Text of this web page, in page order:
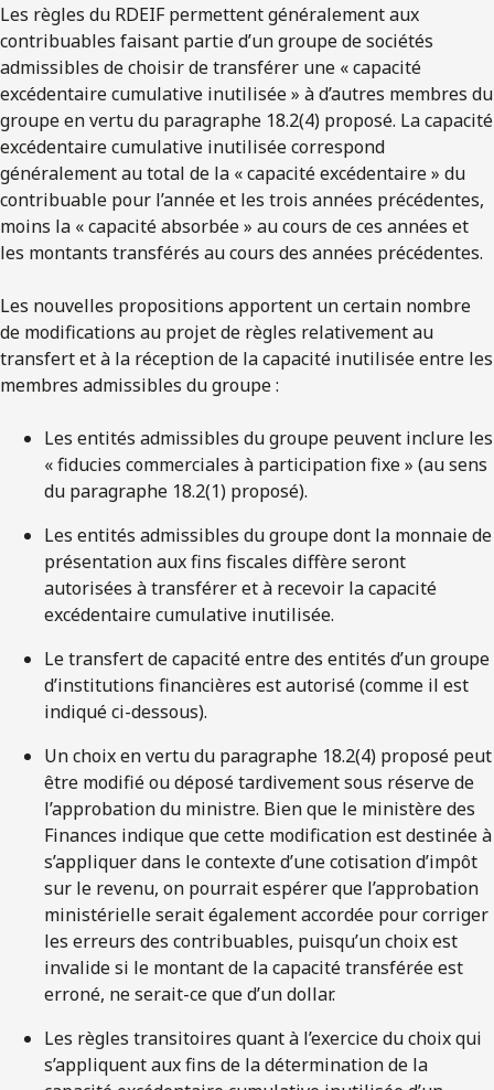
Les règles du RDEIF permettent généralement aux
contribuables faisant partie d’un groupe de sociétés
admissibles de choisir de transférer une « capacité
excédentaire cumulative inutilisée » à d’autres membres du
groupe en vertu du paragraphe 18.2(4) proposé. La capacité
excédentaire cumulative inutilisée correspond
généralement au total de la « capacité excédentaire » du
contribuable pour l’année et les trois années précédentes,
moins la « capacité absorbée » au cours de ces années et
les montants transférés au cours des années précédentes.
Les nouvelles propositions apportent un certain nombre
de modifications au projet de règles relativement au
transfert et à la réception de la capacité inutilisée entre les
membres admissibles du groupe :
Les entités admissibles du groupe peuvent inclure les
« fiducies commerciales à participation fixe » (au sens
du paragraphe 18.2(1) proposé).
Les entités admissibles du groupe dont la monnaie de
présentation aux fins fiscales diffère seront
autorisées à transférer et à recevoir la capacité
excédentaire cumulative inutilisée.
Le transfert de capacité entre des entités d’un groupe
d’institutions financières est autorisé (comme il est
indiqué ci-dessous).
Un choix en vertu du paragraphe 18.2(4) proposé peut
être modifié ou déposé tardivement sous réserve de
l’approbation du ministre. Bien que le ministère des
Finances indique que cette modification est destinée à
s’appliquer dans le contexte d’une cotisation d’impôt
sur le revenu, on pourrait espérer que l’approbation
ministérielle serait également accordée pour corriger
les erreurs des contribuables, puisqu’un choix est
invalide si le montant de la capacité transférée est
erroné, ne serait-ce que d’un dollar.
Les règles transitoires quant à l’exercice du choix qui
s’appliquent aux fins de la détermination de la